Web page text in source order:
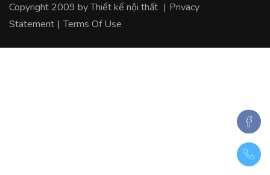
Copyright 2009 byThiết kế nội thất | Privacy
Statement | Terms Of Use